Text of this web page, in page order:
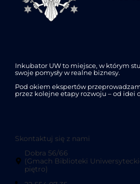
Inkubator UW to miejsce, w którym
swoje pomysły w realne biznesy.
Pod okiem ekspertów
przez kolejne etapy rozwoju – od idei
Skontaktuj się z nami
Dobra 56/66
(Gmach Biblioteki
piętro)